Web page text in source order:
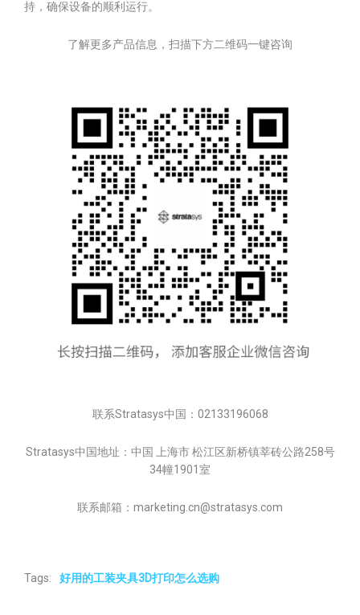
持，确保设备的顺利运行。
了解更多产品信息，扫描下方二维码一键咨询
联系Stratasys中国：02133196068
Stratasys中国地址：中国 上海市 松江区新桥镇莘砖公路258号
34幢1901室
联系邮箱：marketing.cn@stratasys.com
Tags: 好用的工装夹具3D打印怎么选购